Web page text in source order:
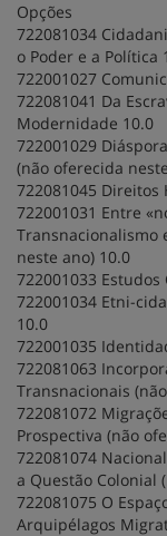
Opções
722081034
o Poder e a Política
722001027
722081041 Da
Modernidade 10.0
722001029
(não oferecida
722081045
722001031 Entre
Transnacionalismo
neste ano) 10.0
722001033 Estudos
722001034 Etni-
10.0
722001035
722081063
Transnacionais
722081072
Prospectiva (não
722081074
a Questão Colonial
722081075 O
Arquipélagos